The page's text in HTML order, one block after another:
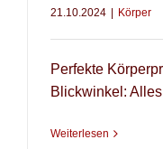
21.10.2024 | Körper
Perfekte
Blickwinkel:
Weiterlesen